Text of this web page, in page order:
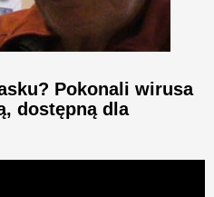
Pokonali wirusa
dostępną dla